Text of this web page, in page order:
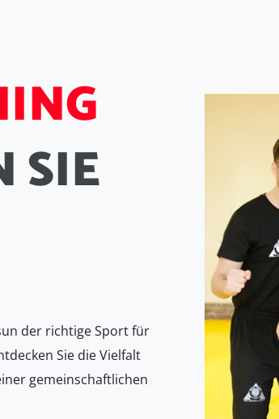
ING
SIE
der richtige Sport für
Sie die Vielfalt
gemeinschaftlichen